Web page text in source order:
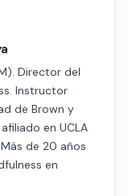
Director del
Instructor
de Brown y
en UCLA
de 20 años
en